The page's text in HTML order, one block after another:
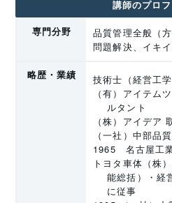
講師のプロ
専門分野
品質管理全般（
問題解決、イキイ
略歴・業績
技術士（経営工学
（有）アイテム
ルタント
（株）アイデア
（一社）中部品
1965 名古屋工
トヨタ車体（株
能総括）・経
に従事